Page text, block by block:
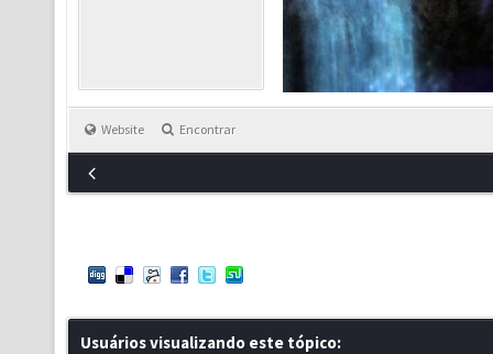
Website Encontrar
Usuários visualizando este tópico: